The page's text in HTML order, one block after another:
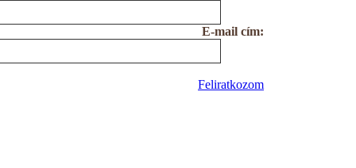
E-mail cím:
Feliratkozom